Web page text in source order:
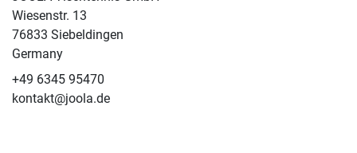
Wiesenstr. 13
76833 Siebeldingen
Germany
+49 6345 95470
kontakt@joola.de